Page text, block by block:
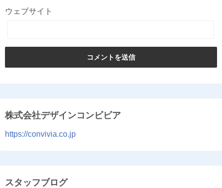
ウェブサイト
株式会社デザインコンビビア
https://convivia.co.jp
スタッフブログ